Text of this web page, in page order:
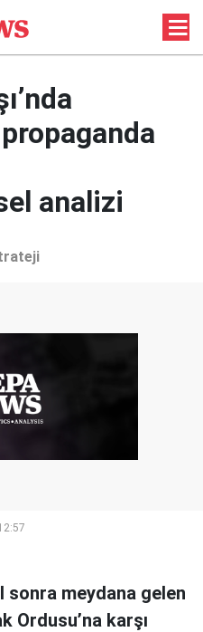
analizi
sonra meydana gelen
Ordusu’na karşı